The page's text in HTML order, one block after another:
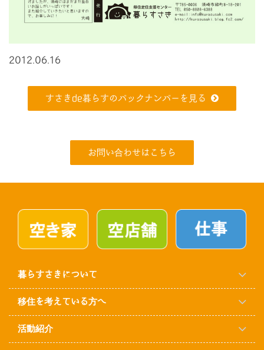
2012.06.16
すさきde暮らすのバックナンバーを見る
お問い合わせはこちら
暮らすさきについて
移住を考えている方へ
活動紹介